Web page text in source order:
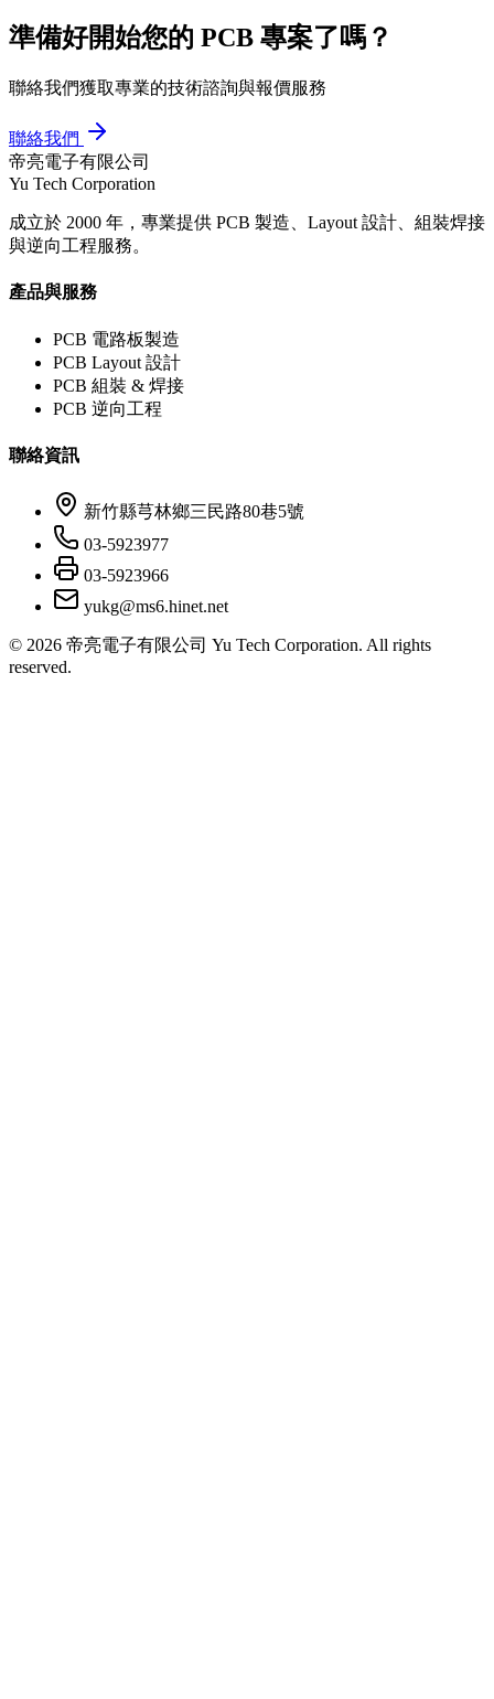
準備好開始您的 PCB 專案了嗎？
聯絡我們獲取專業的技術諮詢與報價服務
聯絡我們
帝亮電子有限公司
Yu Tech Corporation
成立於 2000 年，專業提供 PCB 製造、Layout 設計、組裝焊接
與逆向工程服務。
產品與服務
PCB 電路板製造
PCB Layout 設計
PCB 組裝 & 焊接
PCB 逆向工程
聯絡資訊
新竹縣芎林鄉三民路80巷5號
03-5923977
03-5923966
yukg@ms6.hinet.net
© 2026 帝亮電子有限公司 Yu Tech Corporation. All rights
reserved.